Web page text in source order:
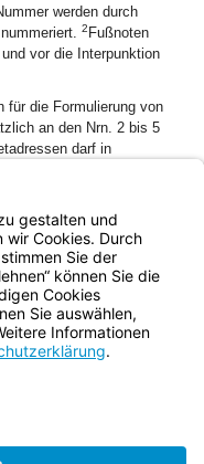
werden durch
2 Fußnoten
vor die Interpunktion
für die Formulierung von
an den Nrn. 2 bis 5
darf in
der dort hinterlegten
erfolgen kann, die für
zuständig ist.